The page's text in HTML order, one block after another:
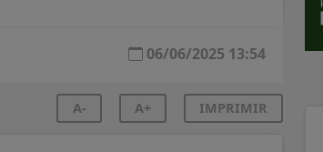
06/06/2025 13:54
A- A+ IMPRIMIR